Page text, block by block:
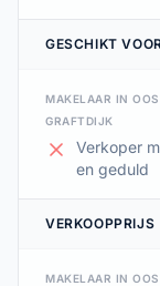
GESCHIKT
MAKELAAR IN
GRAFTDIJK
Verkoper
en geduld
VERKOOPPRIJS
MAKELAAR IN